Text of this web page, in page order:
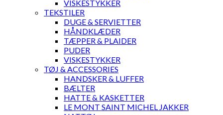
VISKESTYKKER
TEKSTILER
DUGE & SERVIETTER
HÅNDKLÆDER
TÆPPER & PLAIDER
PUDER
VISKESTYKKER
TØJ & ACCESSORIES
HANDSKER & LUFFER
BÆLTER
HATTE & KASKETTER
LE MONT SAINT MICHEL JAKKER